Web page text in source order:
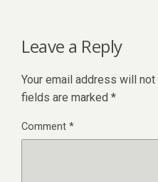
Leave a Reply
Your email address will
fields are marked *
Comment*